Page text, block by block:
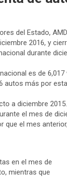
del Estado,
2016, y
durante
es de
autos más por
a diciembre 2015.
el mes de
que el mes
en el mes de
mientras que